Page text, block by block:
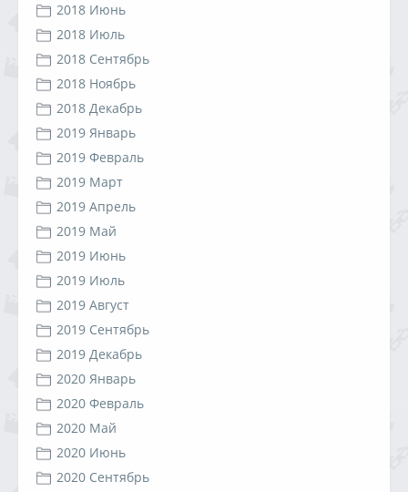
2018 Июнь
2018 Июль
2018 Сентябрь
2018 Ноябрь
2018 Декабрь
2019 Январь
2019 Февраль
2019 Март
2019 Апрель
2019 Май
2019 Июнь
2019 Июль
2019 Август
2019 Сентябрь
2019 Декабрь
2020 Январь
2020 Февраль
2020 Май
2020 Июнь
2020 Сентябрь